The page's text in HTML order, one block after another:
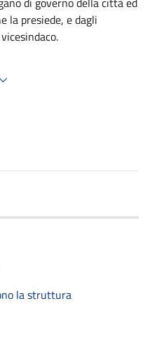
la presiede, e dagli
la struttura